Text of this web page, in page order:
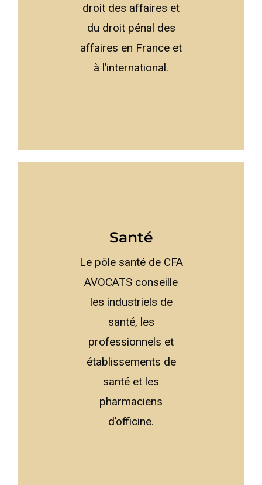
droit des affaires et
du droit pénal des
affaires en France et
à l’international.
Santé
Le pôle santé de CFA
AVOCATS conseille
les industriels de
santé, les
professionnels et
établissements de
santé et les
pharmaciens
d’officine.